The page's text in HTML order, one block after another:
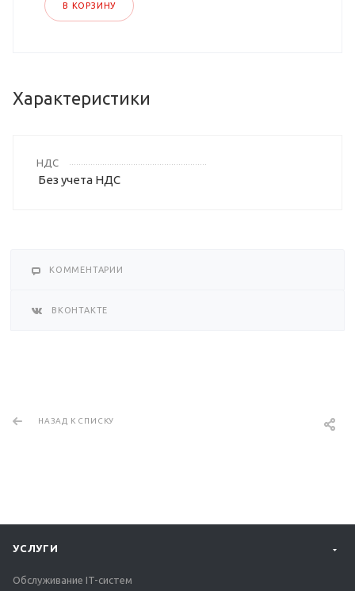
В КОРЗИНУ
Характеристики
НДС
Без учета НДС
КОММЕНТАРИИ
ВКОНТАКТЕ
НАЗАД К СПИСКУ
УСЛУГИ
Обслуживание IT-систем